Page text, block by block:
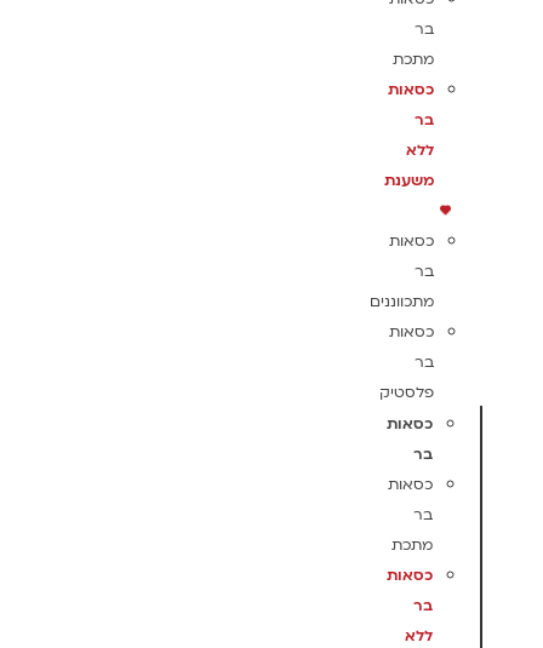
בר
מתכת
כסאות
בר
ללא
משענת
כסאות
בר
מתכווננים
כסאות
בר
פלסטיק
כסאות
בר
כסאות
בר
מתכת
כסאות
בר
ללא